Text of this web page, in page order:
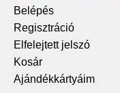
Belépés
Regisztráció
Elfelejtett jelszó
Kosár
Ajándékkártyáim